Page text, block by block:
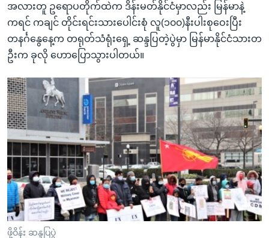
အလားတူ ဥရောပတိုက်ထဲက ဒိန်းမတ်နိုင်ငံမှာလည်း မြန်မာနဲ့
ကရင် ကချင် တိုင်းရင်းသားပေါင်းစုံ လူ(၁၀၀)နီးပါးစုဝေးပြီး
တနင်္ဂနွေနေ့က တရုတ်သံရုံးရှေ့ ဆန္ဒပြတဲ့ပွဲမှာ မြန်မာနိုင်ငံသားတ
ဦးက ခုလို ဟောပြောသွားပါတယ်။
ဖို့ဝိန်း ဆန္ဒပြပွဲ